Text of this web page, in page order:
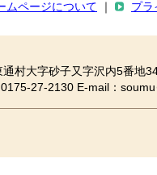
ムページについて プラ
村大字砂子又字沢内5番地
27-2130 E-mail：